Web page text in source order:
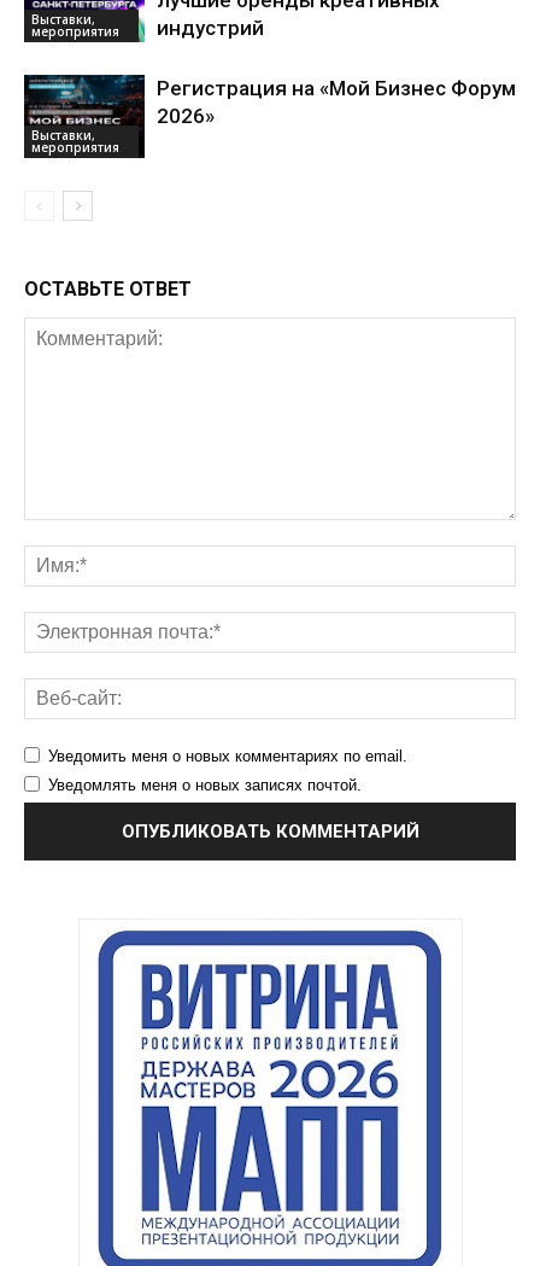
Выставки,
мероприятия
индустрий
Выставки,
мероприятия
Регистрация на «Мой Бизнес Форум
2026»
ОСТАВЬТЕ ОТВЕТ
Уведомить меня о новых комментариях по email.
Уведомлять меня о новых записях почтой.